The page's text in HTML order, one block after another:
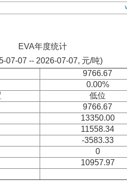
EVA年度统计
07-07 -- 2026-07-07, 元/吨)
9766.67
0.00%
低位
9766.67
13350.00
11558.34
-3583.33
0
10957.97